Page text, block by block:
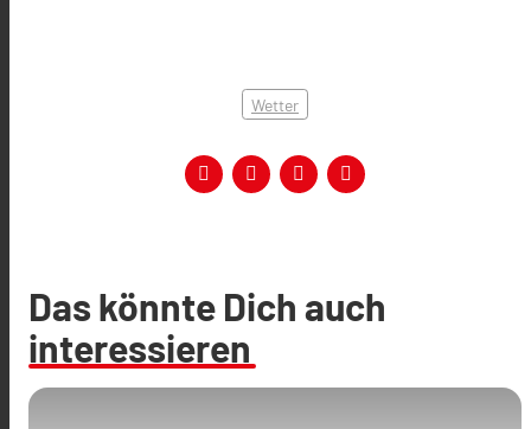
Wetter
Das könnte Dich auch
interessieren